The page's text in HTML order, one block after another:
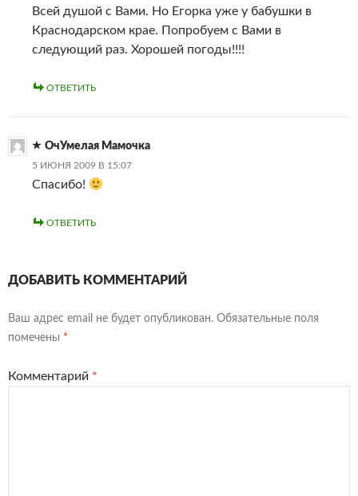
Всей душой с Вами. Но Егорка уже у бабушки в
Краснодарском крае. Попробуем с Вами в
следующий раз. Хорошей погоды!!!!
ОТВЕТИТЬ
ОчУмелая Мамочка
5 ИЮНЯ 2009 В 15:07
Спасибо!
ОТВЕТИТЬ
ДОБАВИТЬ КОММЕНТАРИЙ
Ваш адрес email не будет опубликован. Обязательные поля
помечены *
Комментарий *